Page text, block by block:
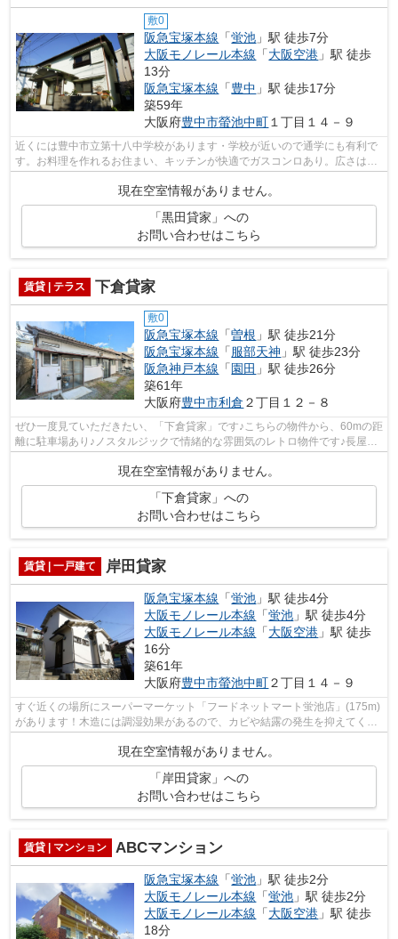
敷0
阪急宝塚本線 「蛍池 」駅 徒歩7分
大阪モノレール本線 「大阪空港 」駅 徒歩
13分
阪急宝塚本線 「豊中 」駅 徒歩17分
築59年
大阪府豊中市螢池中町 １丁目１４－９
近くには豊中市立第十八中学校があります・学校が近いので通学にも有利で
す。お料理を作れるお住まい、キッチンが快適でガスコンロあり。広さはな
現在空室情報がありません。
「黒田貸家」への
お問い合わせはこちら
賃貸 | テラス 下倉貸家
敷0
阪急宝塚本線 「曽根 」駅 徒歩21分
阪急宝塚本線 「服部天神 」駅 徒歩23分
阪急神戸本線 「園田 」駅 徒歩26分
築61年
大阪府豊中市利倉 ２丁目１２－８
ぜひ一度見ていただきたい、「下倉貸家」です♪こちらの物件から、60mの距
離に駐車場あり♪ノスタルジックで情緒的な雰囲気のレトロ物件です♪長屋建
てとも呼ばれる、隣家と壁を共有する...
現在空室情報がありません。
「下倉貸家」への
お問い合わせはこちら
賃貸 | 一戸建て 岸田貸家
阪急宝塚本線 「蛍池 」駅 徒歩4分
大阪モノレール本線 「蛍池 」駅 徒歩4分
大阪モノレール本線 「大阪空港 」駅 徒歩
16分
築61年
大阪府豊中市螢池中町２丁目１４－９
すぐ近くの場所にスーパーマーケット「フードネットマート蛍池店」(175m)
があります！木造には調湿効果があるので、カビや結露の発生を抑えてくれ
現在空室情報がありません。
「岸田貸家」への
お問い合わせはこちら
賃貸 | マンション ABCマンション
阪急宝塚本線 「蛍池 」駅 徒歩2分
大阪モノレール本線 「蛍池 」駅 徒歩2分
大阪モノレール本線 「大阪空港 」駅 徒歩
18分